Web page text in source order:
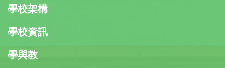
學校架構
學校資訊
學與教